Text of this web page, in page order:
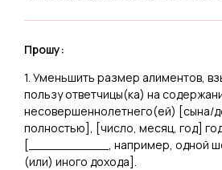
Прошу:
1. Уменьшить размер алиментов,
пользу ответчицы(ка) на
несовершеннолетнего(ей) [сына/
полностью], [число, месяц, год]
[ ___________, например, одной
(или) иного дохода].